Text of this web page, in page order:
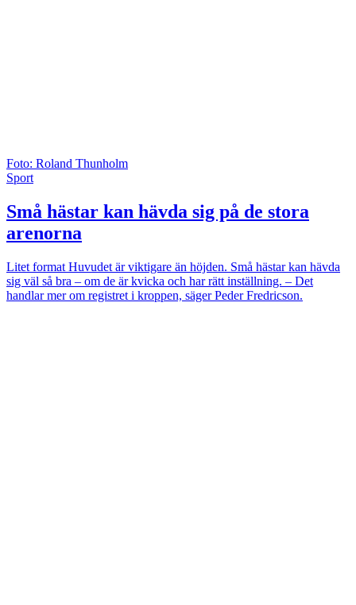
Foto: Roland Thunholm
Sport
Små hästar kan hävda sig på de stora
arenorna
Litet format Huvudet är viktigare än höjden. Små hästar kan hävda
sig väl så bra – om de är kvicka och har rätt inställning. – Det
handlar mer om registret i kroppen, säger Peder Fredricson.